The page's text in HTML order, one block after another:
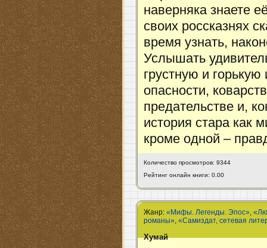
наверняка знаете
своих россказнях
время узнать,
Услышать
грустную и
опасности,
предательстве и,
история стара как
кроме одной –
Количество просмотров: 9344
Рейтинг онлайн книги: 0.00
Жанр:«Мифы. Легенды. Эпос» ,
романы» ,«Самиздат, сетевая
Хумай